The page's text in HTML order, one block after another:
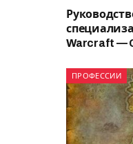
Warcraft —
ПРОФЕССИИ